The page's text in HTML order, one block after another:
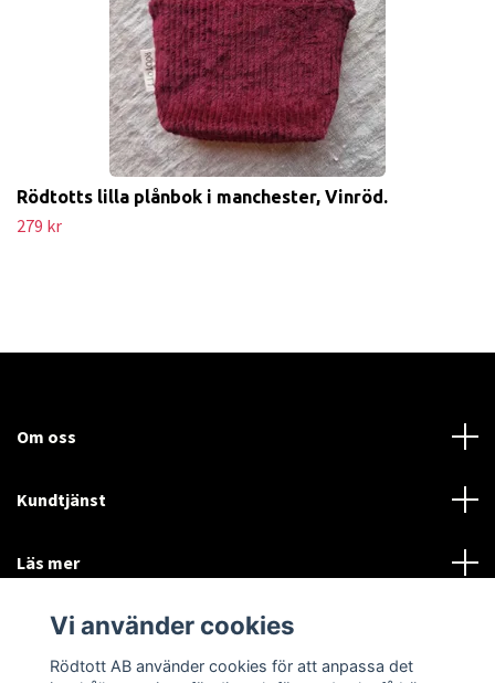
Rödtotts lilla plånbok i manchester, Vinröd.
279 kr
Om oss
Kundtjänst
Läs mer
Sociala medier
Vi använder cookies
Rödtott AB använder cookies för att anpassa det